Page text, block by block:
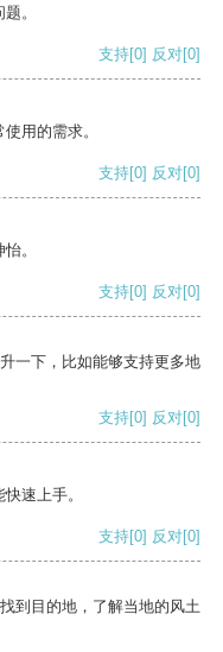
。
支持[0] 反对[0]
用的需求。
支持[0] 反对[0]
。
支持[0] 反对[0]
一下，比如能够支持更多地
支持[0] 反对[0]
速上手。
支持[0] 反对[0]
到目的地，了解当地的风土